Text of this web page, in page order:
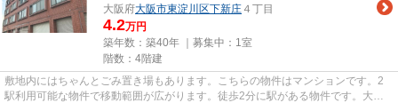
大阪府大阪市東淀川区下新庄 ４丁目
4.2万円
築年数：築40年 ｜募集中： 1室
階数：4階建
敷地内にはちゃんとごみ置き場もあります。こちらの物件はマンションです。2
駅利用可能な物件で移動範囲が広がります。徒歩2分に駅がある物件です。大阪